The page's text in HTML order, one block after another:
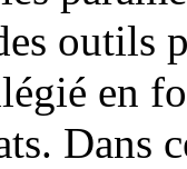
outils
en
Dans